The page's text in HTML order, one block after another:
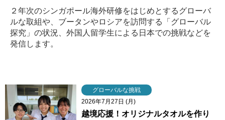
２年次のシンガポール海外研修をはじめとするグローバ
ルな取組や、ブータンやロシアを訪問する「グローバル
探究」の状況、外国人留学生による日本での挑戦などを
発信します。
グローバルな挑戦
2026年7月27日 (月)
越境応援！オリジナルタオルを作り